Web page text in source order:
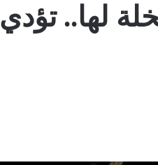
لها.. تؤدي